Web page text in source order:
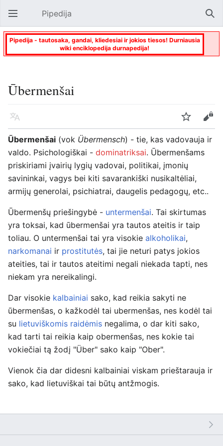
Atverti pagrindinį meniu Pipedija
Pipedija - tautosaka, gandai, kliedesiai ir jokios tiesos! Durniausia
wiki enciklopedija durnapedija!
Ūbermenšai
Kalba Stebėti
Keisti
Ūbermenšai (vok Übermensch) - tie, kas vadovauja ir
valdo. Psichologiškai - dominatriksai. Ūbermenšams
priskiriami įvairių lygių vadovai, politikai, įmonių
savininkai, vagys bei kiti savarankiški nusikaltėliai,
armijų generolai, psichiatrai, daugelis pedagogų, etc..
Ūbermenšų priešingybė - untermenšai. Tai skirtumas
yra toksai, kad ūbermenšai yra tautos ateitis ir taip
toliau. O untermenšai tai yra visokie alkoholikai,
narkomanai ir prostitutės, tai jie neturi patys jokios
ateities, tai ir tautos ateitimi negali niekada tapti, nes
niekam yra nereikalingi.
Dar visokie kalbainiai sako, kad reikia sakyti ne
ūbermenšas, o kažkodėl tai ubermenšas, nes kodėl tai
su lietuviškomis raidėmis negalima, o dar kiti sako,
kad tarti tai reikia kaip obermenšas, nes kokie tai
vokiečiai tą žodį "Über" sako kaip "Ober".
Vienok čia dar didesni kalbainiai viskam prieštarauja ir
sako, kad lietuviškai tai būtų antžmogis.